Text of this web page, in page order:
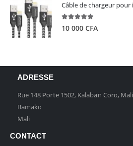
5.00out of 5
10 000 CFA
ADRESSE
Rue 148 Porte 1502, Kalaban Coro, Mali
Bamako
Mali
CONTACT